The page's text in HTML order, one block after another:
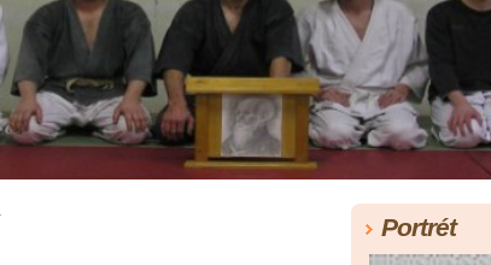
Portrét